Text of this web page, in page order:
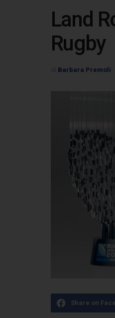
Land
Rugby
Barbara Premoli
Share on